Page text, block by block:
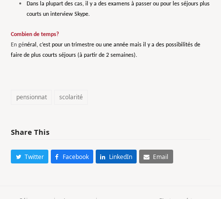
Dans la plupart des cas, il y a des examens à passer ou pour les séjours plus
courts un interview Skype.
Combien de temps?
En général, c’est pour un trimestre ou une année mais il y a des possibilités de
faire de plus courts séjours (à partir de 2 semaines).
pensionnat scolarité
Share This
Twitter Facebook LinkedIn Email